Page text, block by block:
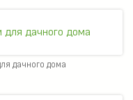
дачного дома